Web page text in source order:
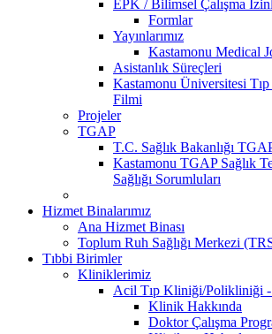
EPK / Bilimsel Çalışma
Formlar
Yayınlarımız
Kastamonu Medical
Asistanlık Süreçleri
Kastamonu Üniversitesi Tıp
Filmi
Projeler
TGAP
T.C. Sağlık Bakanlığı
Kastamonu TGAP Sağlık
Sağlığı Sorumluları
Hizmet Binalarımız
Ana Hizmet Binası
Toplum Ruh Sağlığı Merkezi
Tıbbi Birimler
Kliniklerimiz
Acil Tıp Kliniği/Polikliniği
Klinik Hakkında
Doktor Çalışma